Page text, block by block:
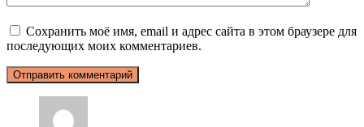
Сохранить моё имя, email и адрес сайта в этом браузере для
последующих моих комментариев.